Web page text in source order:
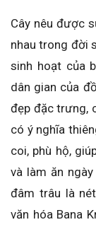
Cây nêu được
nhau trong đời
sinh hoạt của
dân gian của
đẹp đặc trưng,
có ý nghĩa
coi, phù hộ,
và làm ăn
đâm trâu là
văn hóa Bana